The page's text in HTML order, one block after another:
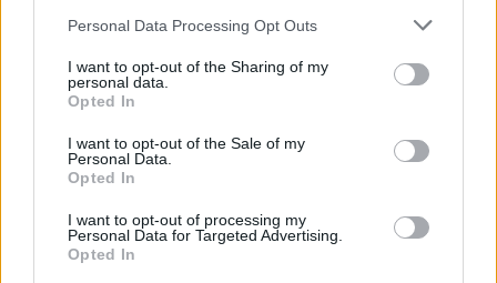
Personal Data Processing Opt Outs
I want to opt-out of the Sharing of my
personal data.
Opted In
I want to opt-out of the Sale of my
Personal Data.
Opted In
I want to opt-out of processing my
Personal Data for Targeted Advertising.
Opted In
Todaro tripletta, Ducros in meta